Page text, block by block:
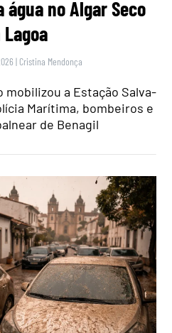
no Algar Seco
| Cristina Mendonça
mobilizou a Estação Salva-
Marítima, bombeiros e
de Benagil